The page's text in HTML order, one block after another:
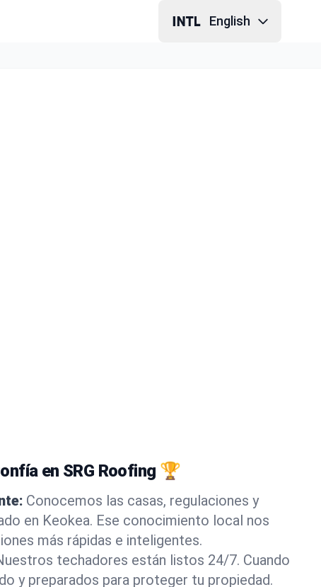
English
en SRG Roofing 🏆
Conocemos las casas, regulaciones y
en Keokea. Ese conocimiento local nos
más rápidas e inteligentes.
techadores están listos 24/7. Cuando
y preparados para proteger tu propiedad.